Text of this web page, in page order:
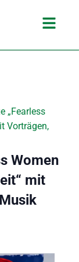
Main
„Fearless
Vorträgen,
Women
mit